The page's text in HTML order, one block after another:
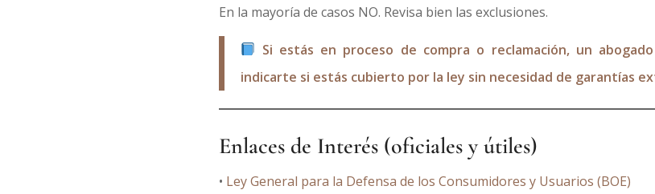
En la mayoría de casos NO. Revisa bien las exclusiones.
Si estás en proceso de compra o reclamación, un
indicarte si estás cubierto por la ley sin necesidad de garantías
Enlaces de Interés (oficiales y útiles)
• Ley General para la Defensa de los Consumidores y Usuarios (BOE)